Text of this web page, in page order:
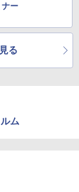
ナー
る
ム